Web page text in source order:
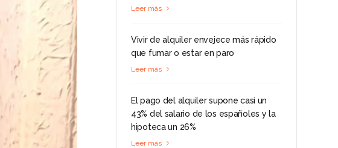
Leer más
Vivir de alquiler envejece más rápido
que fumar o estar en paro
Leer más
El pago del alquiler supone casi un
43% del salario de los españoles y la
hipoteca un 26%
Leer más